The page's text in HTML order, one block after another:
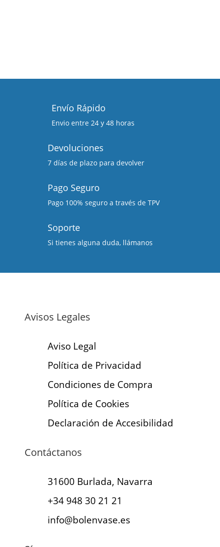
Envío Rápido
Envio entre 24 y 48 horas
Devoluciones
7 días de plazo para devolver
Pago Seguro
Pago 100% seguro a través de TPV
Soporte
Si tienes alguna duda, llámanos
Avisos Legales
Aviso Legal
Política de Privacidad
Condiciones de Compra
Política de Cookies
Declaración de Accesibilidad
Contáctanos
31600 Burlada, Navarra
+34 948 30 21 21
info@bolenvase.es